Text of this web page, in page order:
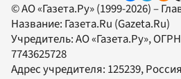
© АО «Газета.Ру» (1999-2026) –
Название: Газета.Ru (Gazeta.Ru)
Учредитель:АО «Газета.Ру»,
7743625728
Адрес учредителя: 125239,